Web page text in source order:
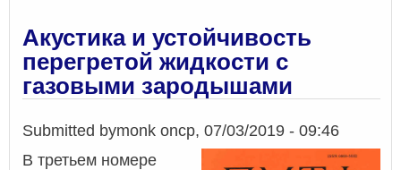
Акустика и устойчивость
перегретой жидкости с
газовыми зародышами
Submitted bymonk onср, 07/03/2019 - 09:46
В третьем номере